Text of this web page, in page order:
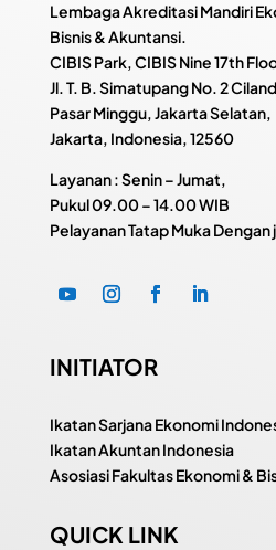
Lembaga Akreditasi Mandiri
Bisnis & Akuntansi.
CIBIS Park, CIBIS Nine 17th
Jl. T. B. Simatupang No. 2
Pasar Minggu, Jakarta Selatan,
Jakarta, Indonesia, 12560
Layanan : Senin – Jumat,
Pukul09.00 – 14.00 WIB
Pelayanan Tatap Muka Dengan
INITIATOR
Ikatan Sarjana Ekonomi
Ikatan Akuntan Indonesia
Asosiasi Fakultas Ekonomi &
QUICK LINK